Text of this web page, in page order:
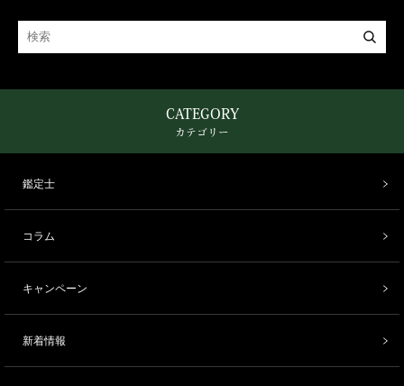
CATEGORY
カテゴリー
鑑定士
コラム
キャンペーン
新着情報